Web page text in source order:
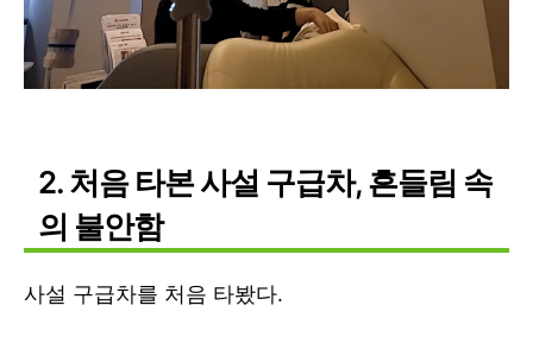
2. 처음 타본 사설 구급차, 흔들림 속
의 불안함
사설 구급차를 처음 타봤다.